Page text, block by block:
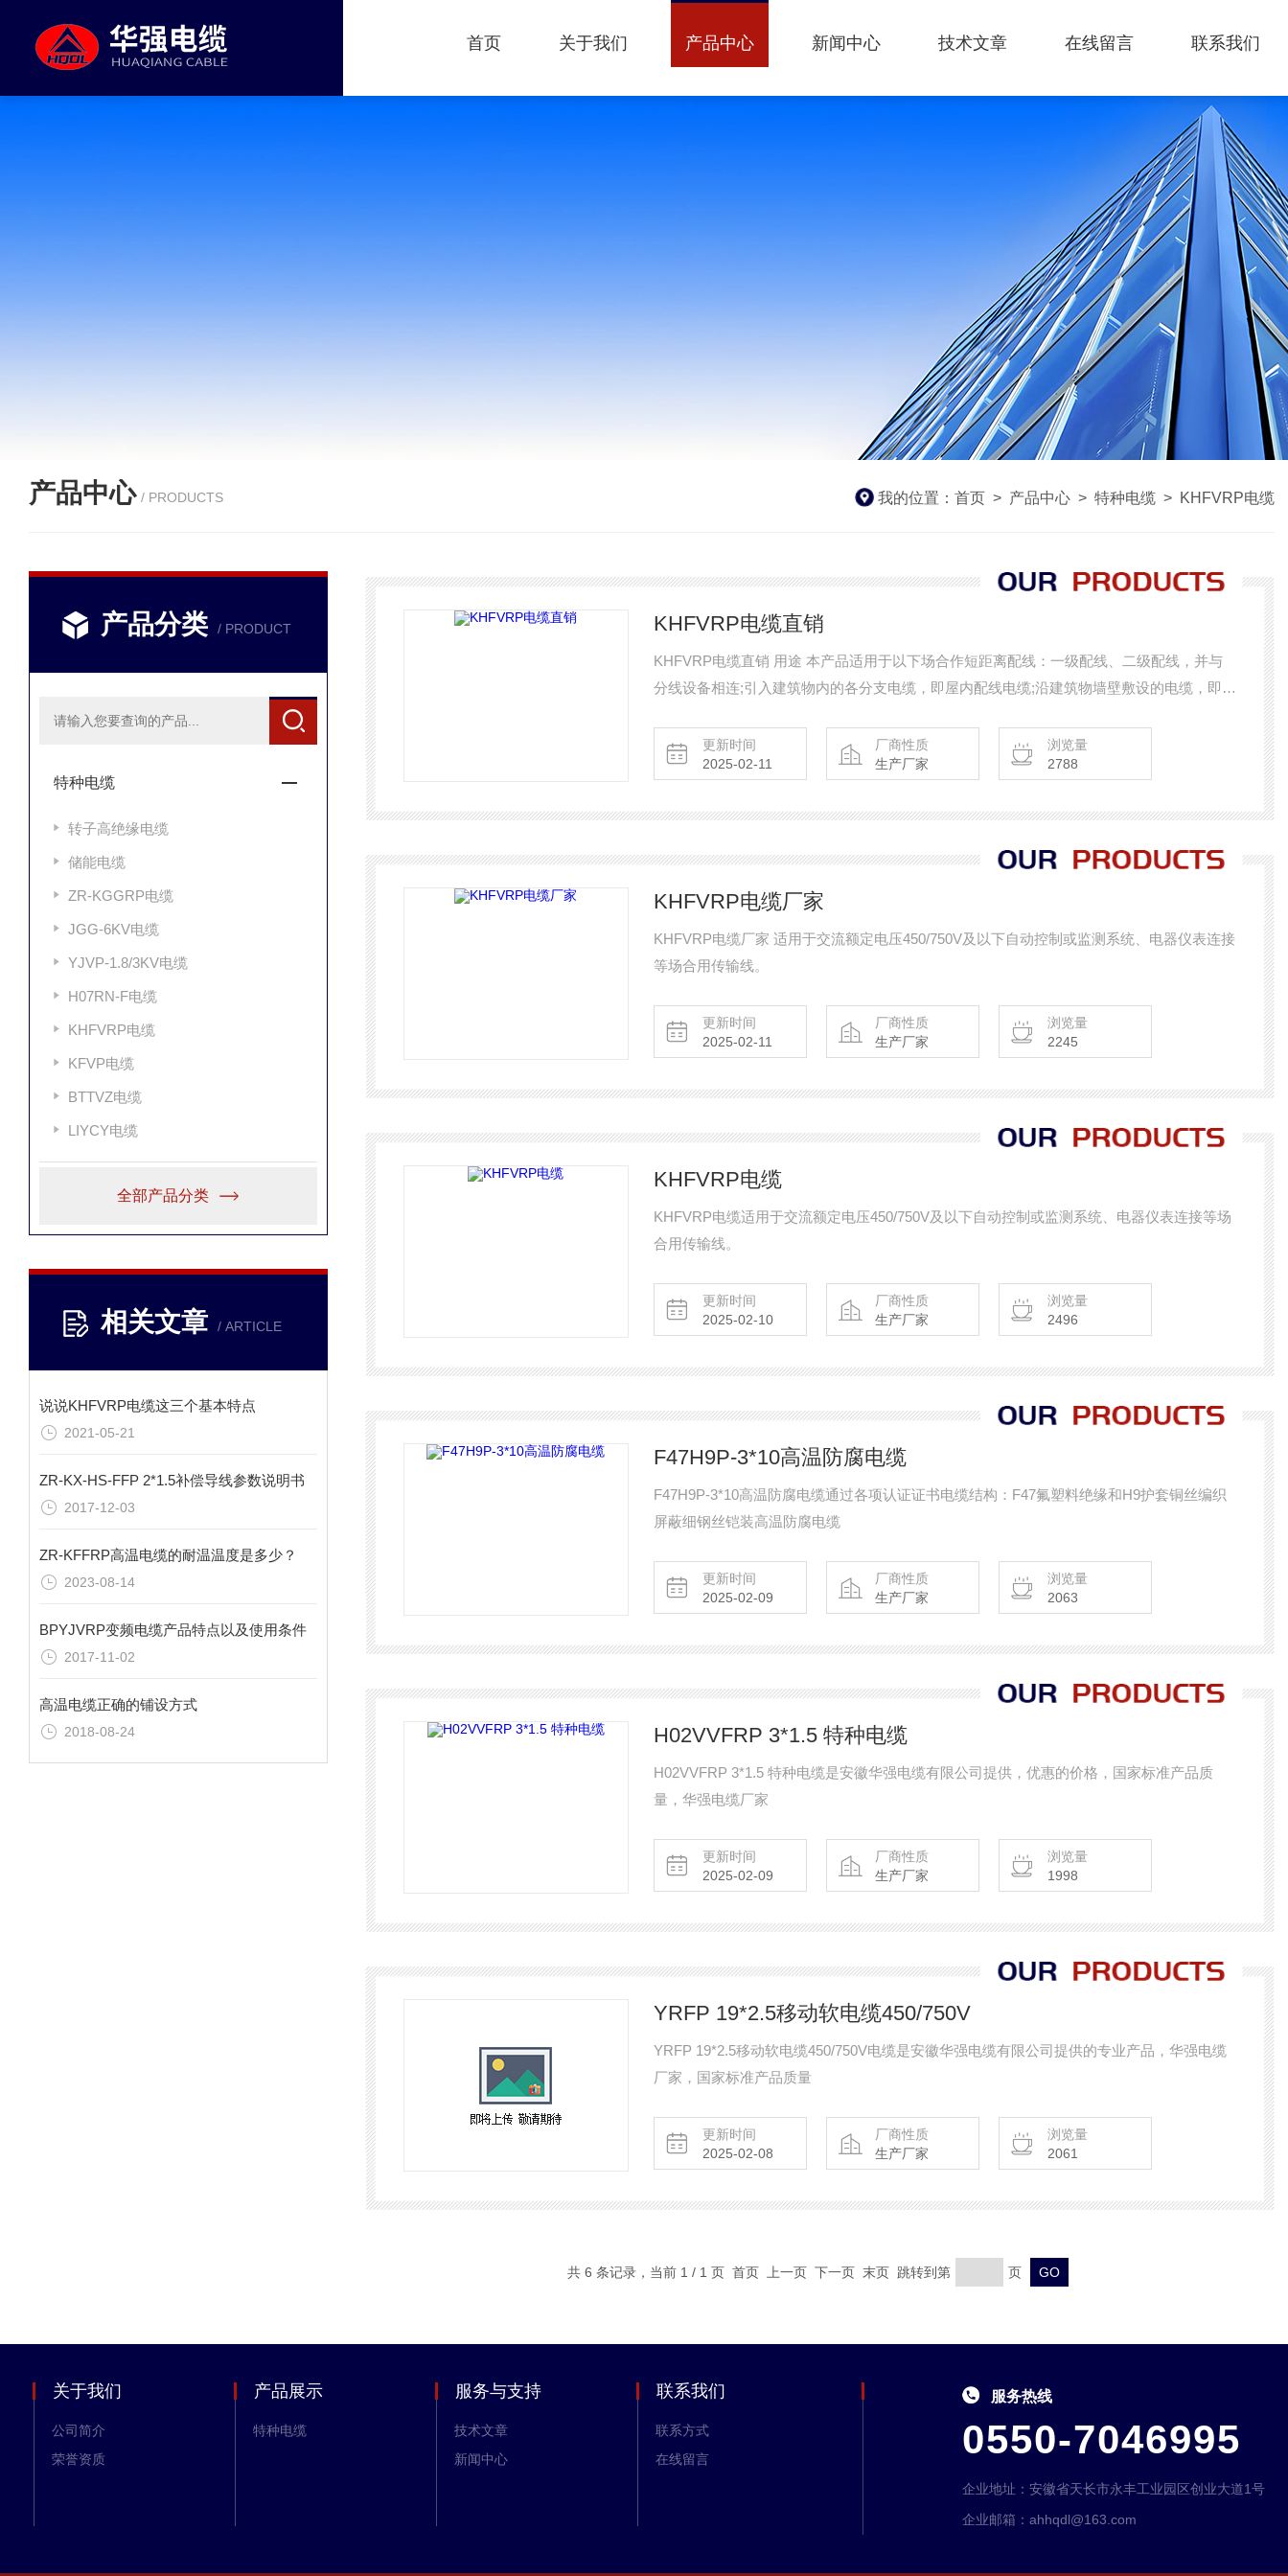
首页 关于我们 产品中心 新闻中心 技术文章 在线留言 联系我们
产品中心 / PRODUCTS 我的位置： 首页 > 产品中心 > 特种电缆 > KHFVRP电缆
产品分类 / PRODUCT
特种电缆
转子高绝缘电缆
储能电缆
ZR-KGGRP电缆
JGG-6KV电缆
YJVP-1.8/3KV电缆
H07RN-F电缆
KHFVRP电缆
KFVP电缆
BTTVZ电缆
LIYCY电缆
全部产品分类
相关文章 / ARTICLE
说说KHFVRP电缆这三个基本特点
2021-05-21
ZR-KX-HS-FFP 2*1.5补偿导线参数说明书
2017-12-03
ZR-KFFRP高温电缆的耐温温度是多少？
2023-08-14
BPYJVRP变频电缆产品特点以及使用条件
2017-11-02
高温电缆正确的铺设方式
2018-08-24
KHFVRP电缆直销
KHFVRP电缆直销 用途 本产品适用于以下场合作短距离配线：一级配线、二级配线，并与
分线设备相连;引入建筑物内的各分支电缆，即屋内配线电缆;沿建筑物墙壁敷设的电缆，即墙
更新时间
2025-02-11
厂商性质
生产厂家
浏览量
2788
KHFVRP电缆厂家
KHFVRP电缆厂家 适用于交流额定电压450/750V及以下自动控制或监测系统、电器仪表连接
等场合用传输线。
更新时间
2025-02-11
厂商性质
生产厂家
浏览量
2245
KHFVRP电缆
KHFVRP电缆适用于交流额定电压450/750V及以下自动控制或监测系统、电器仪表连接等场
合用传输线。
更新时间
2025-02-10
厂商性质
生产厂家
浏览量
2496
F47H9P-3*10高温防腐电缆
F47H9P-3*10高温防腐电缆通过各项认证证书电缆结构：F47氟塑料绝缘和H9护套铜丝编织
屏蔽细钢丝铠装高温防腐电缆
更新时间
2025-02-09
厂商性质
生产厂家
浏览量
2063
H02VVFRP 3*1.5 特种电缆
H02VVFRP 3*1.5 特种电缆是安徽华强电缆有限公司提供，优惠的价格，国家标准产品质
量，华强电缆厂家
更新时间
2025-02-09
厂商性质
生产厂家
浏览量
1998
YRFP 19*2.5移动软电缆450/750V
YRFP 19*2.5移动软电缆450/750V电缆是安徽华强电缆有限公司提供的专业产品，华强电缆
厂家，国家标准产品质量
更新时间
2025-02-08
厂商性质
生产厂家
浏览量
2061
共 6 条记录，当前 1 / 1 页 首页 上一页 下一页 末页 跳转到第 页
关于我们
公司简介
荣誉资质
产品展示
特种电缆
服务与支持
技术文章
新闻中心
联系我们
联系方式
在线留言
服务热线
0550-7046995
企业地址：安徽省天长市永丰工业园区创业大道1号
企业邮箱：ahhqdl@163.com